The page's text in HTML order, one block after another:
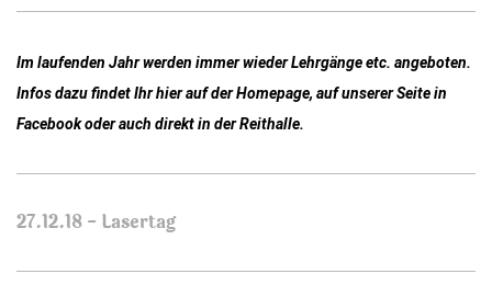
Im laufenden Jahr werden immer wieder Lehrgänge etc. angeboten.
Infos dazu findet Ihr hier auf der Homepage, auf unserer Seite in
Facebookoder auch direkt in der Reithalle.
27.12.18 - Lasertag